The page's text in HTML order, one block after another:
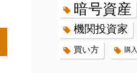
暗号資産
機関投資家
買い方 購入